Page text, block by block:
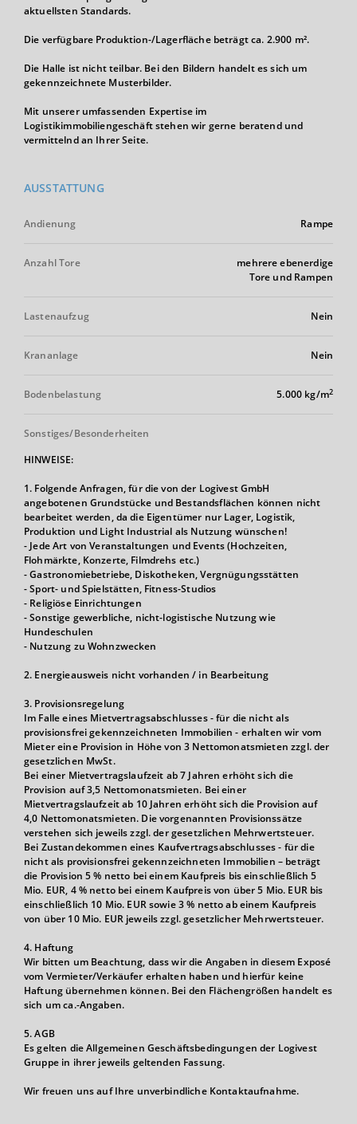
aktuellsten Standards.
Die verfügbare Produktion-/Lagerfläche beträgt ca. 2.900 m².
Die Halle ist nicht teilbar. Bei den Bildern handelt es sich um
gekennzeichnete Musterbilder.
Mit unserer umfassenden Expertise im
Logistikimmobiliengeschäft stehen wir gerne beratend und
vermittelnd an Ihrer Seite.
AUSSTATTUNG
Andienung Rampe
Anzahl Tore
mehrere ebenerdige
Tore und Rampen
Lastenaufzug Nein
Krananlage Nein
Bodenbelastung 5.000 kg/m2
Sonstiges/Besonderheiten
HINWEISE:
1. Folgende Anfragen, für die von der Logivest GmbH
angebotenen Grundstücke und Bestandsflächen können nicht
bearbeitet werden, da die Eigentümer nur Lager, Logistik,
Produktion und Light Industrial als Nutzung wünschen!
- Jede Art von Veranstaltungen und Events (Hochzeiten,
Flohmärkte, Konzerte, Filmdrehs etc.)
- Gastronomiebetriebe, Diskotheken, Vergnügungsstätten
- Sport- und Spielstätten, Fitness-Studios
- Religiöse Einrichtungen
- Sonstige gewerbliche, nicht-logistische Nutzung wie
Hundeschulen
- Nutzung zu Wohnzwecken
2. Energieausweis nicht vorhanden / in Bearbeitung
3. Provisionsregelung
Im Falle eines Mietvertragsabschlusses - für die nicht als
provisionsfrei gekennzeichneten Immobilien - erhalten wir vom
Mieter eine Provision in Höhe von 3 Nettomonatsmieten zzgl. der
gesetzlichen MwSt.
Bei einer Mietvertragslaufzeit ab 7 Jahren erhöht sich die
Provision auf 3,5 Nettomonatsmieten. Bei einer
Mietvertragslaufzeit ab 10 Jahren erhöht sich die Provision auf
4,0 Nettomonatsmieten. Die vorgenannten Provisionssätze
verstehen sich jeweils zzgl. der gesetzlichen Mehrwertsteuer.
Bei Zustandekommen eines Kaufvertragsabschlusses - für die
nicht als provisionsfrei gekennzeichneten Immobilien – beträgt
die Provision 5 % netto bei einem Kaufpreis bis einschließlich 5
Mio. EUR, 4 % netto bei einem Kaufpreis von über 5 Mio. EUR bis
einschließlich 10 Mio. EUR sowie 3 % netto ab einem Kaufpreis
von über 10 Mio. EUR jeweils zzgl. gesetzlicher Mehrwertsteuer.
4. Haftung
Wir bitten um Beachtung, dass wir die Angaben in diesem Exposé
vom Vermieter/Verkäufer erhalten haben und hierfür keine
Haftung übernehmen können. Bei den Flächengrößen handelt es
sich um ca.-Angaben.
5. AGB
Es gelten die Allgemeinen Geschäftsbedingungen der Logivest
Gruppe in ihrer jeweils geltenden Fassung.
Wir freuen uns auf Ihre unverbindliche Kontaktaufnahme.